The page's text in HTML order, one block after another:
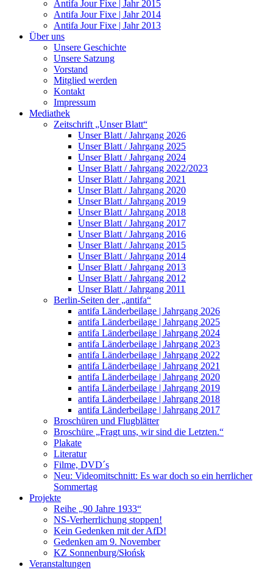
Antifa Jour Fixe | Jahr 2015
Antifa Jour Fixe | Jahr 2014
Antifa Jour Fixe | Jahr 2013
Über uns
Unsere Geschichte
Unsere Satzung
Vorstand
Mitglied werden
Kontakt
Impressum
Mediathek
Zeitschrift „Unser Blatt“
Unser Blatt / Jahrgang 2026
Unser Blatt / Jahrgang 2025
Unser Blatt / Jahrgang 2024
Unser Blatt / Jahrgang 2022/2023
Unser Blatt / Jahrgang 2021
Unser Blatt / Jahrgang 2020
Unser Blatt / Jahrgang 2019
Unser Blatt / Jahrgang 2018
Unser Blatt / Jahrgang 2017
Unser Blatt / Jahrgang 2016
Unser Blatt / Jahrgang 2015
Unser Blatt / Jahrgang 2014
Unser Blatt / Jahrgang 2013
Unser Blatt / Jahrgang 2012
Unser Blatt / Jahrgang 2011
Berlin-Seiten der „antifa“
antifa Länderbeilage | Jahrgang 2026
antifa Länderbeilage | Jahrgang 2025
antifa Länderbeilage | Jahrgang 2024
antifa Länderbeilage | Jahrgang 2023
antifa Länderbeilage | Jahrgang 2022
antifa Länderbeilage | Jahrgang 2021
antifa Länderbeilage | Jahrgang 2020
antifa Länderbeilage | Jahrgang 2019
antifa Länderbeilage | Jahrgang 2018
antifa Länderbeilage | Jahrgang 2017
Broschüren und Flugblätter
Broschüre „Fragt uns, wir sind die Letzten.“
Plakate
Literatur
Filme, DVD´s
Neu: Videomitschnitt: Es war doch so ein herrlicher
Sommertag
Projekte
Reihe „90 Jahre 1933“
NS-Verherrlichung stoppen!
Kein Gedenken mit der AfD!
Gedenken am 9. November
KZ Sonnenburg/Słońsk
Veranstaltungen